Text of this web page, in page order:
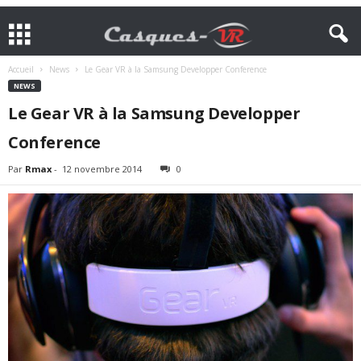
Accueil News Le Gear VR à la Samsung Developper Conference
NEWS
Le Gear VR à la Samsung Developper
Conference
Par Rmax - 12 novembre 2014 0